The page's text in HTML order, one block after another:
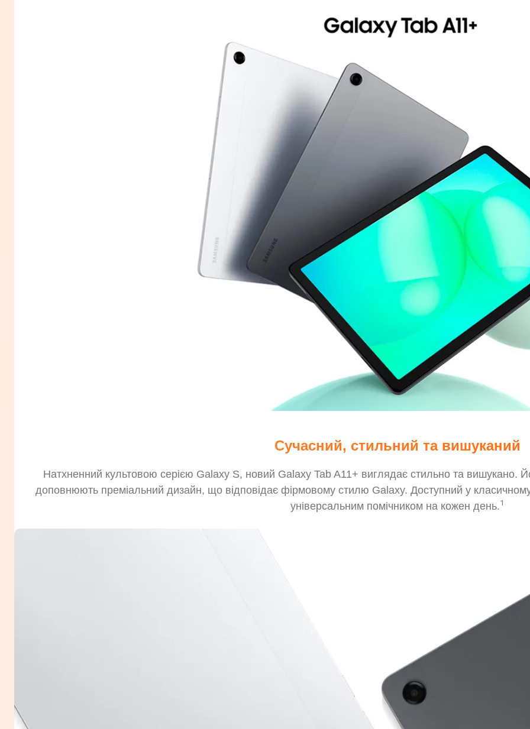
Сучасний, стильний та вишуканий
Натхненний культовою серією Galaxy S, новий Galaxy Tab A11+ виглядає стильно та вишукано.
доповнюють преміальний дизайн, що відповідає фірмовому стилю Galaxy. Доступний у
універсальним помічником на кожен день.1